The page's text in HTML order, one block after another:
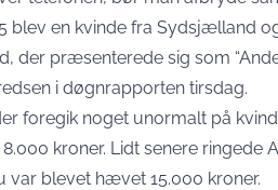
blev en kvinde fra Sydsjælland
der præsenterede sig som
i døgnrapporten tirsdag.
foregik noget unormalt på
kroner. Lidt senere ringede
var blevet hævet 15.000 kroner.